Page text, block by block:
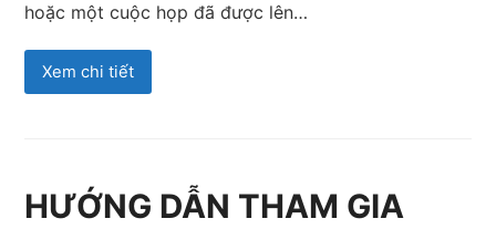
hoặc một cuộc họp đã được lên…
Xem chi tiết
HƯỚNG DẪN THAM GIA